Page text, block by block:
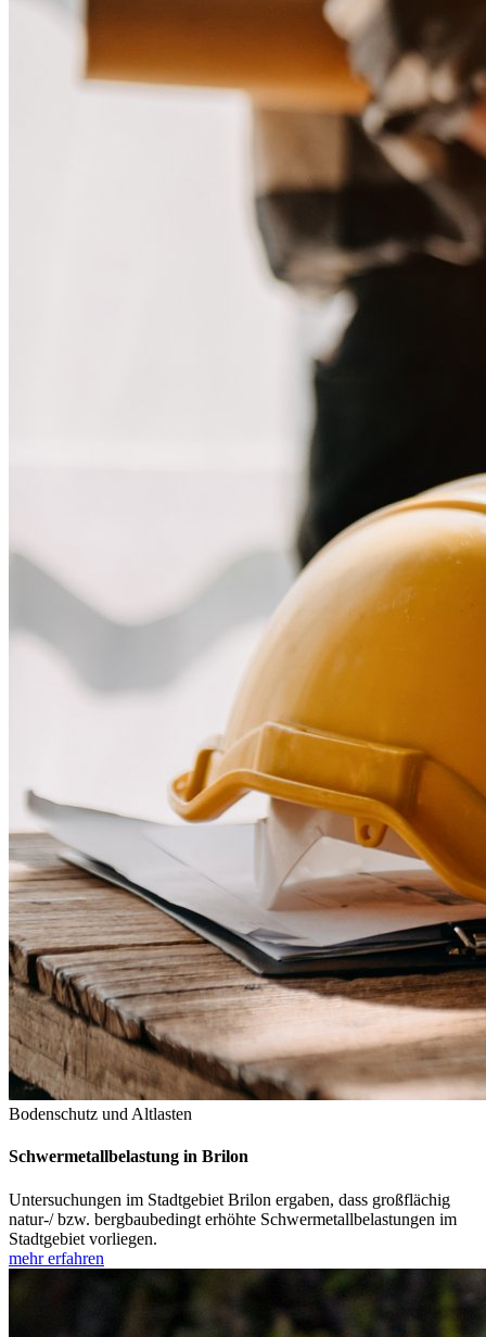
Bodenschutz und Altlasten
Schwermetallbelastung in Brilon
Untersuchungen im Stadtgebiet Brilon ergaben, dass großflächig
natur-/ bzw. bergbaubedingt erhöhte Schwermetallbelastungen im
Stadtgebiet vorliegen.
mehr erfahren